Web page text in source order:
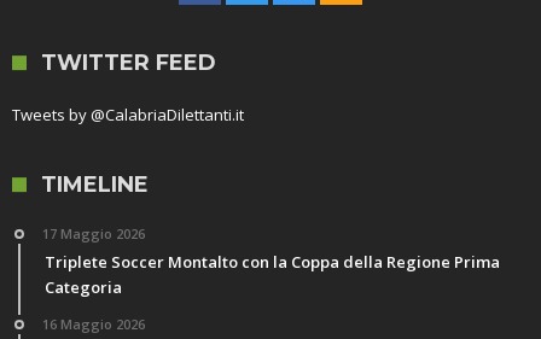
TWITTER FEED
Tweets by @CalabriaDilettanti.it
TIMELINE
17 Maggio 2026
Triplete Soccer Montalto con la Coppa della Regione Prima
Categoria
16 Maggio 2026